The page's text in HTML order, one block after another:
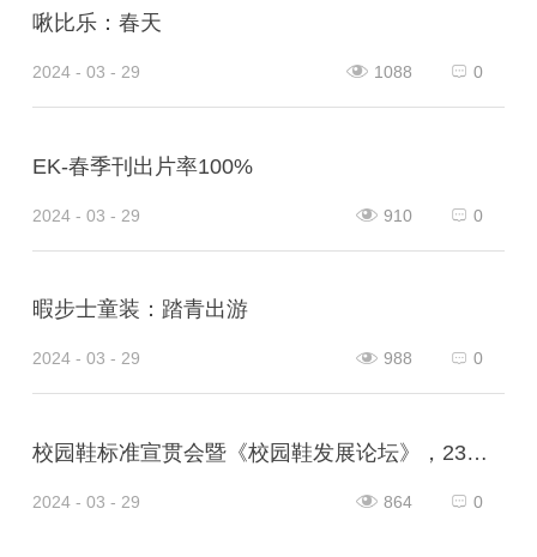
啾比乐：春天
2024 - 03 - 29 0
1088
EK-春季刊出片率100%
2024 - 03 - 29 0
910
暇步士童装：踏青出游
2024 - 03 - 29 0
988
校园鞋标准宣贯会暨《校园鞋发展论坛》，23日在山东泰安肥城市隆重举行，意味着校园鞋普及推广的破冰之旅，正式开启！
2024 - 03 - 29 0
864